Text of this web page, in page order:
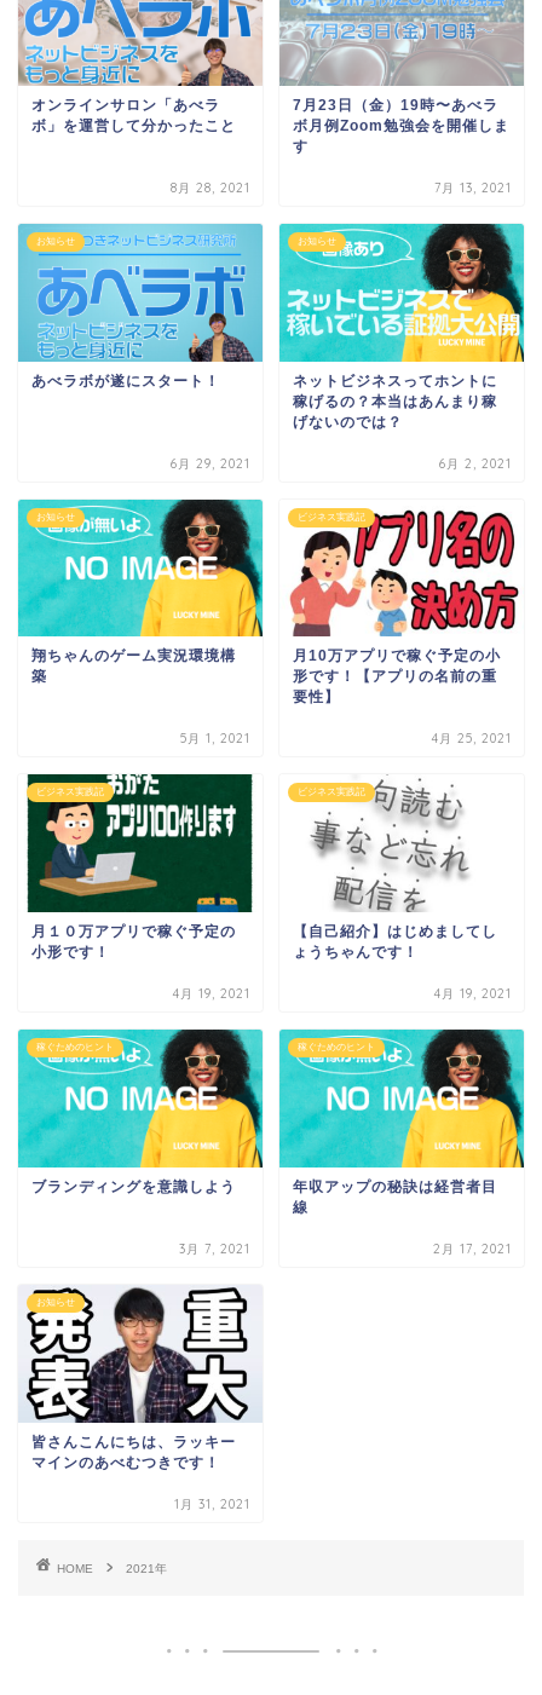
オンラインサロン「あべラ
ボ」を運営して分かったこと
8月 28, 2021
7月23日（金）19時〜あべラ
ボ月例Zoom勉強会を開催しま
す
7月 13, 2021
お知らせ
あべラボが遂にスタート！
6月 29, 2021
お知らせ
ネットビジネスってホントに
稼げるの？本当はあんまり稼
げないのでは？
6月 2, 2021
お知らせ
翔ちゃんのゲーム実況環境構
築
5月 1, 2021
ビジネス実践記
月10万アプリで稼ぐ予定の小
形です！【アプリの名前の重
要性】
4月 25, 2021
ビジネス実践記
月１０万アプリで稼ぐ予定の
小形です！
4月 19, 2021
ビジネス実践記
【自己紹介】はじめましてし
ょうちゃんです！
4月 19, 2021
稼ぐためのヒント
ブランディングを意識しよう
3月 7, 2021
稼ぐためのヒント
年収アップの秘訣は経営者目
線
2月 17, 2021
お知らせ
皆さんこんにちは、ラッキー
マインのあべむつきです！
1月 31, 2021
HOME 2021年